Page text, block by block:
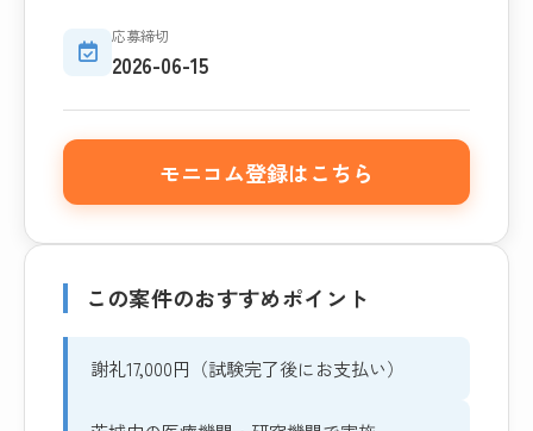
応募締切
2026-06-15
モニコム登録はこちら
この案件のおすすめポイント
謝礼17,000円（試験完了後にお支払い）